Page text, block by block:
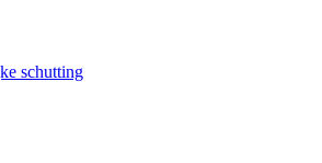
schutting